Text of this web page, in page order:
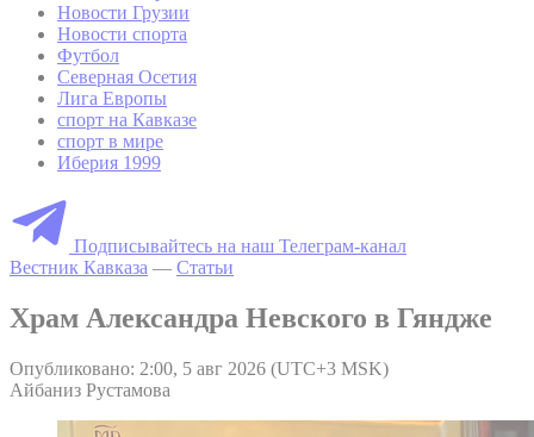
Новости Грузии
Новости спорта
Футбол
Северная Осетия
Лига Европы
спорт на Кавказе
спорт в мире
Иберия 1999
Подписывайтесь на наш Телеграм-канал
Вестник Кавказа — Статьи
Храм Александра Невского в Гяндже
Опубликовано: 2:00, 5 авг 2026 (UTC+3 MSK)
Айбаниз Рустамова